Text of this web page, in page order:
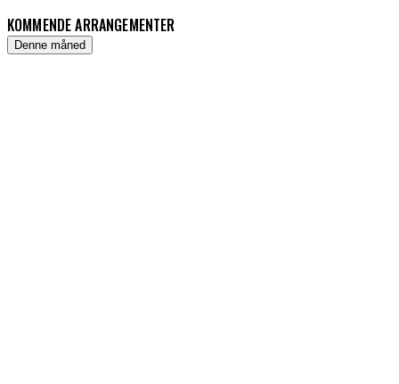
KOMMENDE ARRANGEMENTER
Denne måned